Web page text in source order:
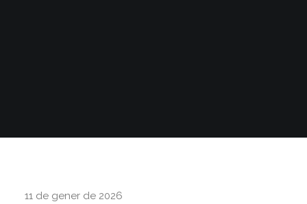
11 de gener de 2026